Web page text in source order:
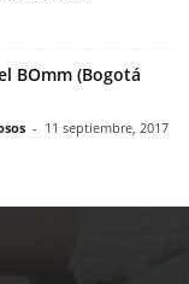
BOmm (Bogotá
- 11 septiembre, 2017